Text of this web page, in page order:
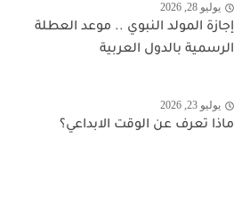
يوليو 28, 2026
إجازة المولد النبوي .. موعد العطلة
الرسمية بالدول العربية
يوليو 23, 2026
ماذا تعرف عن الوقت الابداعي؟